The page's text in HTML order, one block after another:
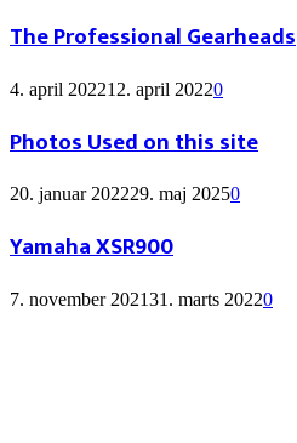
The Professional Gearheads
4. april 202212. april 20220
Photos Used on this site
20. januar 202229. maj 20250
Yamaha XSR900
7. november 202131. marts 20220